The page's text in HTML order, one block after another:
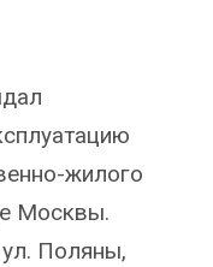
жилого
Москвы.
Поляны,